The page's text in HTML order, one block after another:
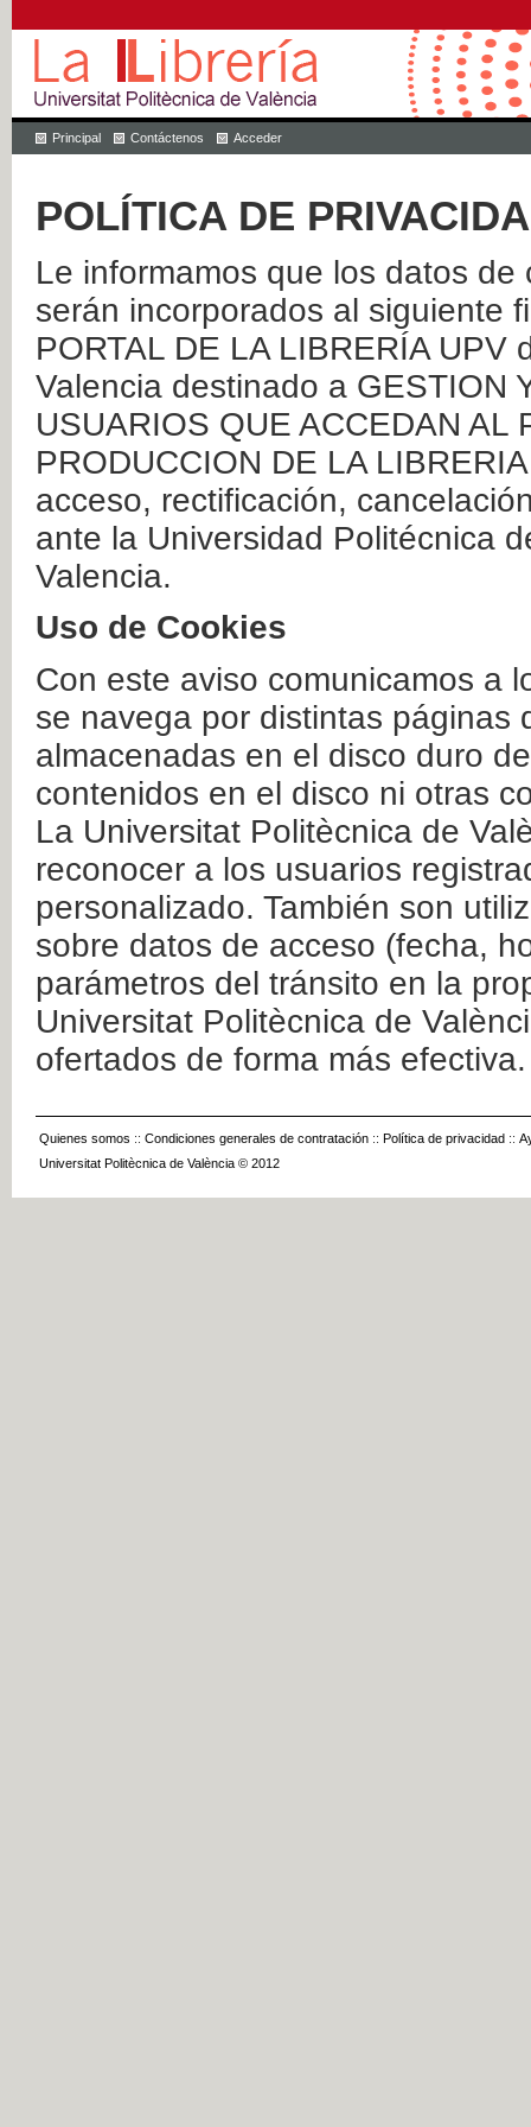
Principal Contáctenos Acceder
POLÍTICA DE
Le informamos que los datos
serán incorporados al siguiente
PORTAL DE LA LIBRERÍA
Valencia destinado a GESTION
USUARIOS QUE ACCEDAN AL
PRODUCCION DE LA
acceso, rectificación,
ante la Universidad Politécnica
Valencia.
Uso de Cookies
Con este aviso comunicamos a
se navega por distintas páginas
almacenadas en el disco duro
contenidos en el disco ni otras
La Universitat Politècnica de
reconocer a los usuarios
personalizado. También son
sobre datos de acceso (fecha,
parámetros del tránsito en la
Universitat Politècnica de
ofertados de forma más efectiva.
Quienes somos :: Condiciones generales de contratación :: Política de privacidad ::
Universitat Politècnica de València © 2012